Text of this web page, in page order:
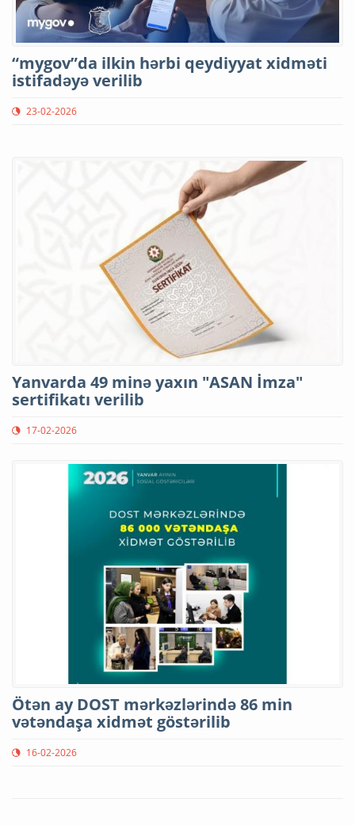
“mygov”da ilkin hərbi qeydiyyat xidməti
istifadəyə verilib
23-02-2026
Yanvarda 49 minə yaxın "ASAN İmza"
sertifikatı verilib
17-02-2026
Ötən ay DOST mərkəzlərində 86 min
vətəndaşa xidmət göstərilib
16-02-2026